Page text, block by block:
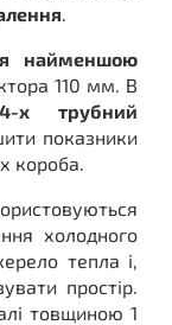
найменшою
110 мм. В
4-х трубний
показники
короба.
холодного
тепла і,
простір.
товщиною 1